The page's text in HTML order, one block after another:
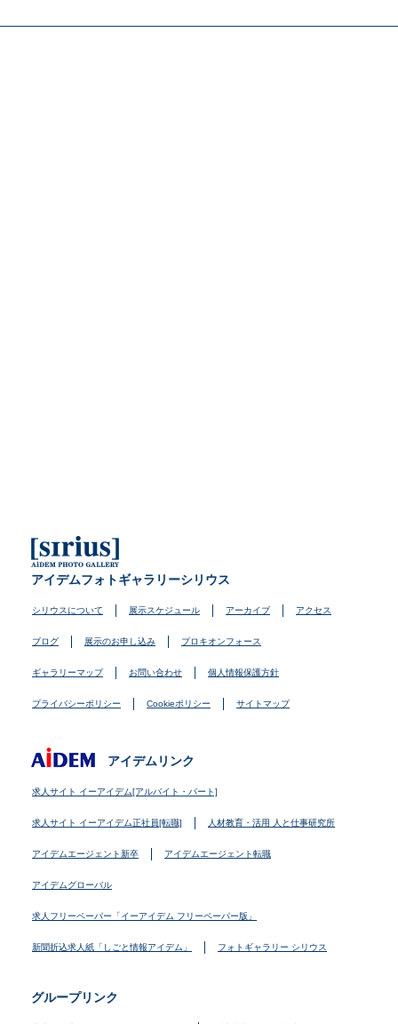
アイデムフォトギャラリーシリウス
シリウスについて 展示スケジュール アーカイブ アクセス
ブログ 展示のお申し込み プロキオンフォース
ギャラリーマップ お問い合わせ 個人情報保護方針
プライバシーポリシー Cookieポリシー サイトマップ
アイデムリンク
求人サイト イーアイデム[アルバイト・パート]
求人サイト イーアイデム正社員[転職] 人材教育・活用 人と仕事研究所
アイデムエージェント新卒 アイデムエージェント転職
アイデムグローバル
求人フリーペーパー「イーアイデム フリーペーパー版」
新聞折込求人紙「しごと情報アイデム」 フォトギャラリー シリウス
グループリンク